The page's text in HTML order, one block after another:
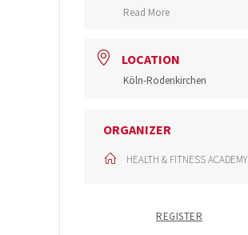
Read More
LOCATION
Köln-Rodenkirchen
ORGANIZER
HEALTH & FITNESS ACADEMY
REGISTER